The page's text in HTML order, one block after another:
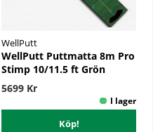
WellPutt
WellPutt Puttmatta 8m Pro
Stimp 10/11.5 ft Grön
5699 Kr
Köp!